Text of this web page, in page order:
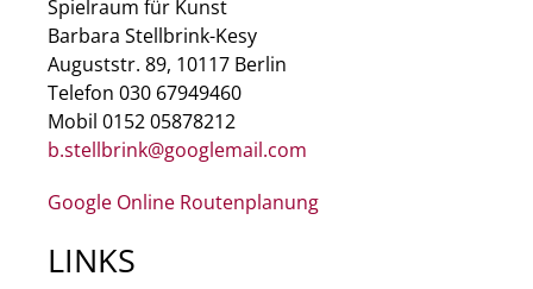
Spielraum für Kunst
Barbara Stellbrink-Kesy
Auguststr. 89, 10117 Berlin
Telefon 030 67949460
Mobil 0152 05878212
b.stellbrink@googlemail.com
Google Online Routenplanung
LINKS